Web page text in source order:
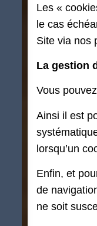
Les «
le cas
Site via nos
La gestion
Vous
Ainsi il est
lorsqu’un
Enfin, et
de
ne soit